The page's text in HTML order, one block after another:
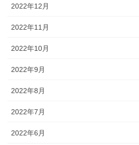
2022年12月
2022年11月
2022年10月
2022年9月
2022年8月
2022年7月
2022年6月